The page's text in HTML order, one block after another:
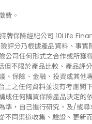
費。
牌保險經紀公司 10Life
評分乃根據產品資料、事
司任何形式之合作或所獲
不限於產品比較、產品評
、保險、金融、投資或其他
之任何資料並沒有考慮閣
成任何購買保險產品決定的
準，自己進行研究，及/或
同渠道收集、驗證、更新